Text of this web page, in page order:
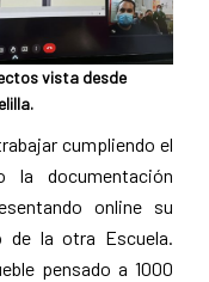
vista desde
cumpliendo el
la documentación
online su
de la otra Escuela.
pensado a 1000